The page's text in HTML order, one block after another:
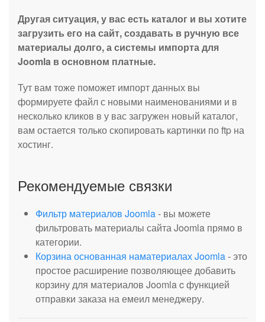
Другая ситуация, у вас есть каталог и вы хотите
загрузить его на сайт, создавать в ручную все
материалы долго, а системы импорта для
Joomla в основном платные.
Тут вам тоже поможет импорт данных вы
формируете файл с новыми наименованиями и в
несколько кликов в у вас загружен новый каталог,
вам остается только скопировать картинки по ftp на
хостинг.
Рекомендуемые связки
Фильтр материалов Joomla- вы можете
фильтровать материалы сайта Joomla прямо в
категории.
Корзина основанная наматериалах Joomla- это
простое расширение позволяющее добавить
корзину для материалов Joomla c функцией
отправки заказа на емеил менеджеру.